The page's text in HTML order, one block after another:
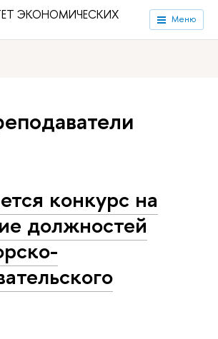
ЭКОНОМИЧЕСКИХ Меню
университет «Высшая
Факультет экономических наук
конкурс на
должностей